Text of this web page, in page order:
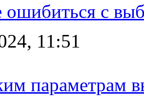
ошибиться с
11:51
параметрам